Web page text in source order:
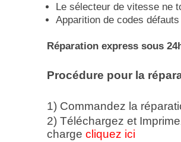
Le sélecteur de vitesse ne
Apparition de codes
Réparation express sous
Procédure pour la
1) Commandez la
2) Téléchargez et
charge cliquez ici